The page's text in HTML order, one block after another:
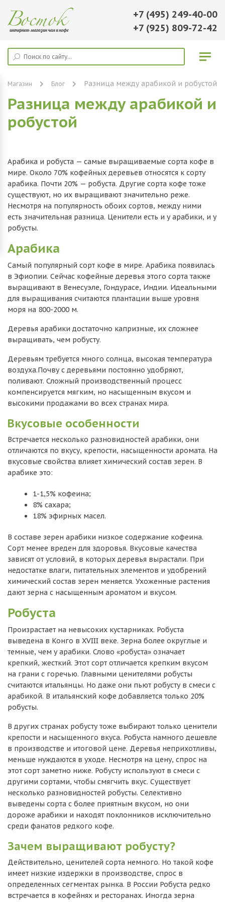
+7 (495) 249-40-00
+7 (925) 809-72-42
Магазин Блог Разница между арабикой и робустой
Разница между арабикой и
робустой
Арабика и робуста — самые выращиваемые сорта кофе в
мире. Около 70% кофейных деревьев относятся к сорту
арабика. Почти 20% — робуста. Другие сорта кофе тоже
существуют, но их выращивают значительно реже.
Несмотря на популярность обоих сортов, между ними
есть значительная разница. Ценители есть и у арабики, и у
робусты.
Арабика
Самый популярный сорт кофе в мире. Арабика появилась
в Эфиопии. Сейчас кофейные деревья этого сорта также
выращивают в Венесуэле, Гондурасе, Индии. Идеальными
для выращивания считаются плантации выше уровня
моря на 800-2000 м.
Деревья арабики достаточно капризные, их сложнее
выращивать, чем робусту.
Деревьям требуется много солнца, высокая температура
воздуха.Почву с деревьями постоянно удобряют,
поливают. Сложный производственный процесс
компенсируется мягким, но насыщенным вкусом и
высокими продажами во всех странах мира.
Вкусовые особенности
Встречается несколько разновидностей арабики, они
отличаются по вкусу, крепости, насыщенности аромата. На
вкусовые свойства влияет химический состав зерен. В
арабике это:
1-1,5% кофеина;
8% сахара;
18% эфирных масел.
В составе зерен арабики низкое содержание кофеина.
Сорт менее вреден для здоровья. Вкусовые качества
зависят от условий, в которых деревья вырастали. При
недостатке влаги, питательных элементов и удобрений
химический состав зерен меняется. Ухоженные растения
дают зерна с насыщенным ароматом и вкусом.
Робуста
Произрастает на невысоких кустарниках. Робуста
выведена в Конго в XVIII веке. Зерна более округлые и
темные, чем у арабики. Слово «робуста» означает
крепкий, жесткий. Этот сорт отличается крепким вкусом
на грани с горечью. Главными ценителями робусты
считаются итальянцы. Но даже они пьют робусту в смеси с
арабикой. В итальянский кофе добавляется только 20%
робусты.
В других странах робусту тоже выбирают только ценители
крепости и насыщенного вкуса. Робуста намного дешевле
в производстве и итоговой цене. Деревья неприхотливы,
меньше нуждаются в уходе. Несмотря на цену, спрос на
этот сорт заметно ниже. Робусту используют в смеси с
другими сортами, чтобы смягчить вкус. Существует
несколько разновидностей робусты. Селективно
выведены сорта с более приятным вкусом, но они
дороже арабики и находят поклонников исключительно
среди фанатов редкого кофе.
Зачем выращивают робусту?
Действительно, ценителей сорта немного. Но такой кофе
имеет низкие издержки в производстве, спрос в
определенных сегментах рынка. В России Робуста редко
встречается в кофейнях и ресторанах. Иногда зерна